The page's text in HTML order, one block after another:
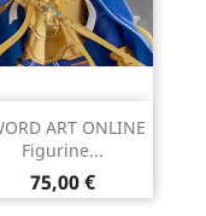
ART ONLINE
Figurine...
Prix
75,00 €